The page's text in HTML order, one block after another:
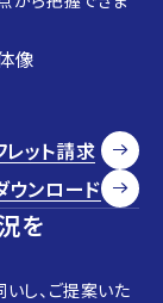
像
レット請求
ウンロード
を
し、ご提案いた